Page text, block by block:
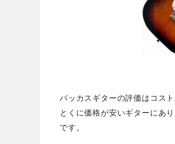
バッカスギターの評価はコス
とくに価格が安いギターにあ
です。